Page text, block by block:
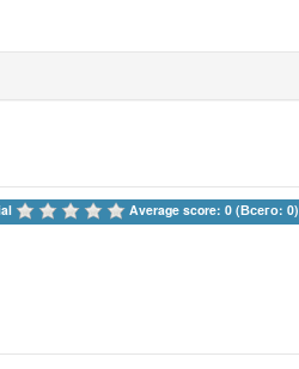
Average score: 0 (Всего: 0)